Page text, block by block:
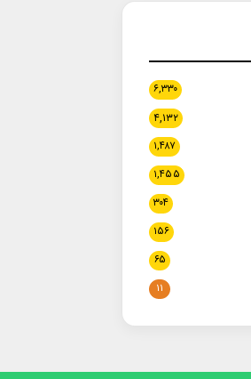
۶,۳۳۰
۴,۱۳۲
۱,۴۸۷
۱,۴۵۵
۳۰۴
۱۵۶
۶۵
۱۱